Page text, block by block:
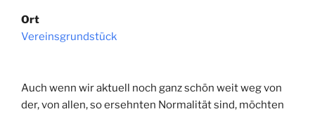
Ort
Vereinsgrundstück
Auch wenn wir aktuell noch ganz schön weit weg von
der, von allen, so ersehnten Normalität sind, möchten